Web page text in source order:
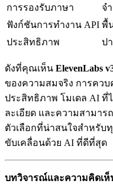
การรองรับภาษา
จ
ฟังก์ชันการทำงาน API พื้
ประสิทธิภาพ
ป
ดังที่คุณเห็น ElevenLabs
ของความสมจริง การคว
ประสิทธิภาพ โมเดล AI ที่
ละเอียด และความสามาร
ตัวเลือกที่น่าสนใจสำหรับ
ขับเคลื่อนด้วย AI ที่ดีที่สุด
บทวิจารณ์และความคิดเห็